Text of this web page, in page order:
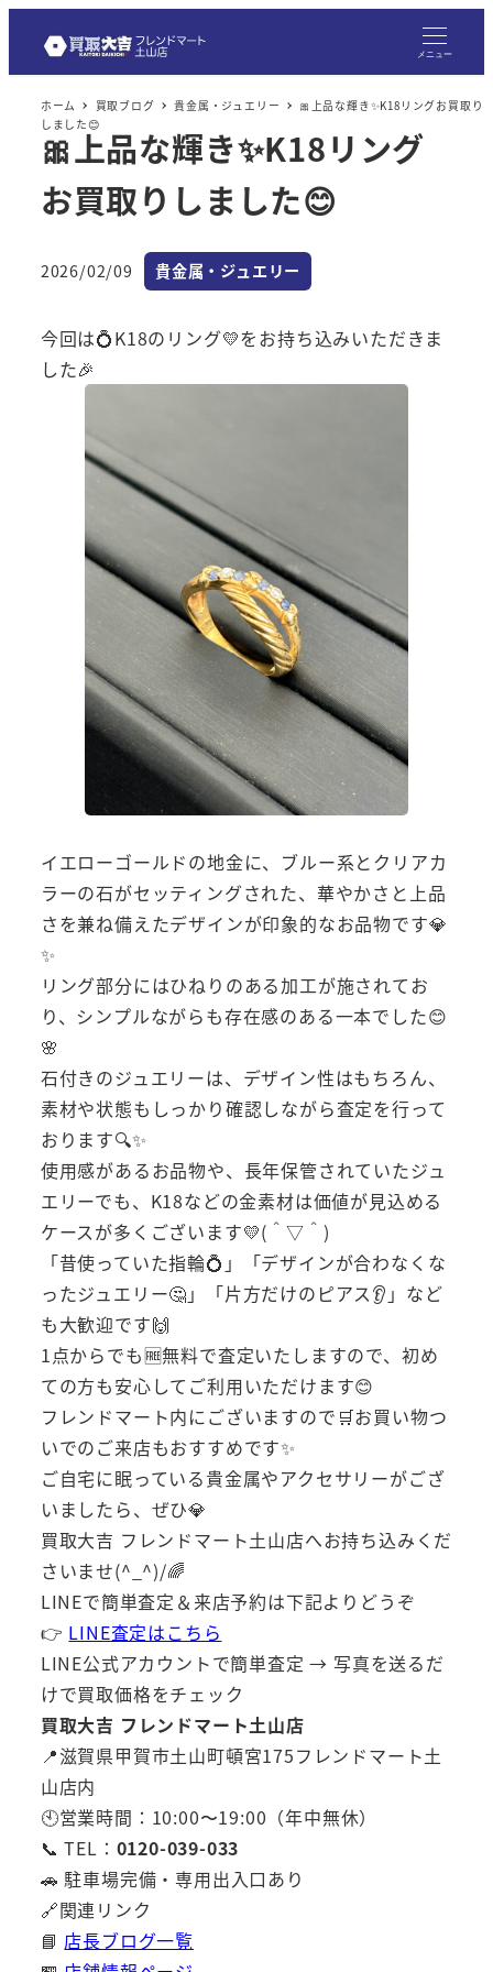
メニュー
ホーム 買取ブログ 貴金属・ジュエリー
🎀上品な輝き✨K18リングお買取り
しました😊
🎀上品な輝き✨K18リング
お買取りしました😊
投稿日
2026/02/09 カテゴリー
貴金属・ジュエリー
今回は💍K18のリング💛をお持ち込みいただきま
した🎉
イエローゴールドの地金に、ブルー系とクリアカ
ラーの石がセッティングされた、華やかさと上品
さを兼ね備えたデザインが印象的なお品物です💎
✨
リング部分にはひねりのある加工が施されてお
り、シンプルながらも存在感のある一本でした😊
🌸
石付きのジュエリーは、デザイン性はもちろん、
素材や状態もしっかり確認しながら査定を行って
おります🔍✨
使用感があるお品物や、長年保管されていたジュ
エリーでも、K18などの金素材は価値が見込める
ケースが多くございます💛(＾▽＾)
「昔使っていた指輪💍」「デザインが合わなくな
ったジュエリー🤔」「片方だけのピアス👂」など
も大歓迎です🙌
1点からでも🆓無料で査定いたしますので、初め
ての方も安心してご利用いただけます😊
フレンドマート内にございますので🛒お買い物つ
いでのご来店もおすすめです✨
ご自宅に眠っている貴金属やアクセサリーがござ
いましたら、ぜひ💎
買取大吉 フレンドマート土山店へお持ち込みくだ
さいませ(^_^)/🌈
LINEで簡単査定＆来店予約は下記よりどうぞ
👉 LINE査定はこちら
LINE公式アカウントで簡単査定 → 写真を送るだ
けで買取価格をチェック
買取大吉 フレンドマート土山店
📍滋賀県甲賀市土山町頓宮175フレンドマート土
山店内
🕙営業時間：10:00〜19:00（年中無休）
📞 TEL： 0120-039-033
🚗 駐車場完備・専用出入口あり
🔗関連リンク
📘 店長ブログ一覧